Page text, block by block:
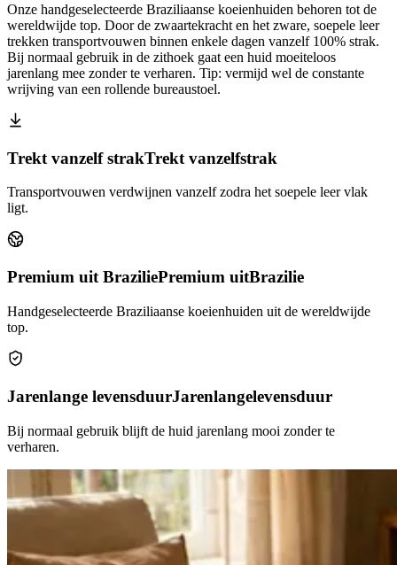
Onze handgeselecteerde Braziliaanse koeienhuiden behoren tot de
wereldwijde top. Door de zwaartekracht en het zware, soepele leer
trekken transportvouwen binnen enkele dagen vanzelf 100% strak.
Bij normaal gebruik in de zithoek gaat een huid moeiteloos
jarenlang mee zonder te verharen. Tip: vermijd wel de constante
wrijving van een rollende bureaustoel.
Trekt vanzelf strakTrekt vanzelfstrak
Transportvouwen verdwijnen vanzelf zodra het soepele leer vlak
ligt.
Premium uit BraziliePremium uitBrazilie
Handgeselecteerde Braziliaanse koeienhuiden uit de wereldwijde
top.
Jarenlange levensduurJarenlangelevensduur
Bij normaal gebruik blijft de huid jarenlang mooi zonder te
verharen.